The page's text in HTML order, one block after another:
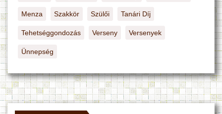
Menza Szakkör Szülői Tanári Díj
Tehetséggondozás Verseny Versenyek
Ünnepség